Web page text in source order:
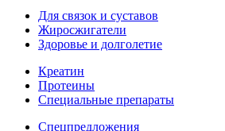
Для связок и суставов
Жиросжигатели
Здоровье и долголетие
Креатин
Протеины
Специальные препараты
Спецпредложения